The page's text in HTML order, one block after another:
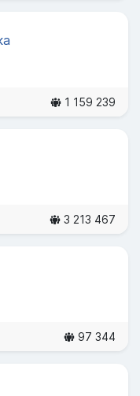
1 159 239
3 213 467
97 344